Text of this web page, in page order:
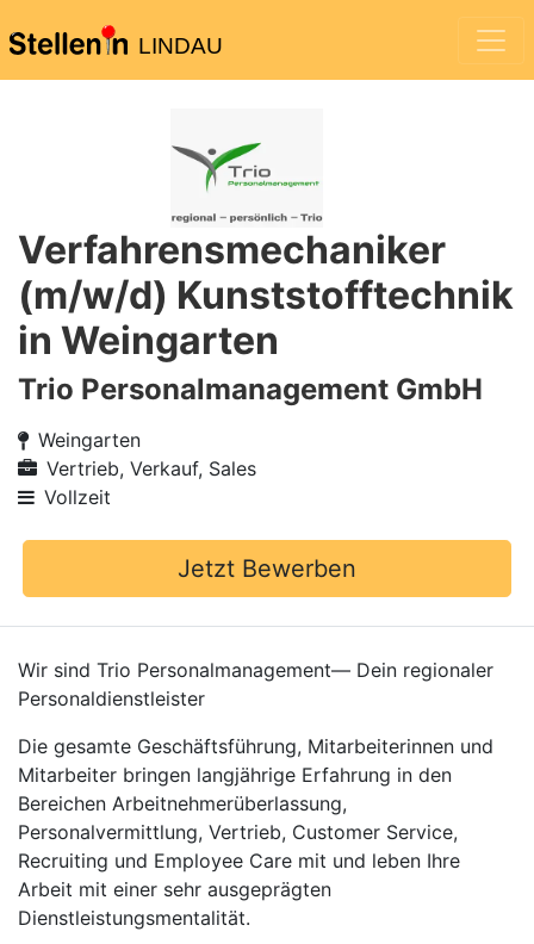
LINDAU
Verfahrensmechaniker
(m/w/d) Kunststofftechnik
in Weingarten
Trio Personalmanagement GmbH
Weingarten
Vertrieb, Verkauf, Sales
Vollzeit
Jetzt Bewerben
Wir sind Trio Personalmanagement— Dein regionaler
Personaldienstleister
Die gesamte Geschäftsführung, Mitarbeiterinnen und
Mitarbeiter bringen langjährige Erfahrung in den
Bereichen Arbeitnehmerüberlassung,
Personalvermittlung, Vertrieb, Customer Service,
Recruiting und Employee Care mit und leben Ihre
Arbeit mit einer sehr ausgeprägten
Dienstleistungsmentalität.